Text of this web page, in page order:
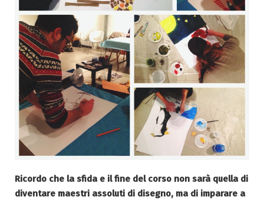
Ricordo che la sfida e il fine del corso non sarà quella di
diventare maestri assoluti di disegno, ma di imparare a